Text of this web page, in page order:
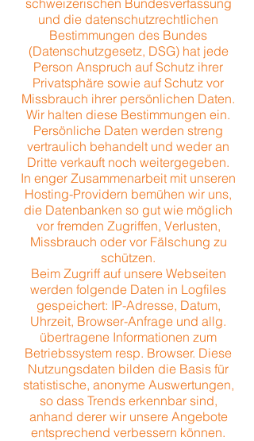
schweizerischen Bundesverfassung
und die datenschutzrechtlichen
Bestimmungen des Bundes
(Datenschutzgesetz, DSG) hat jede
Person Anspruch auf Schutz ihrer
Privatsphäre sowie auf Schutz vor
Missbrauch ihrer persönlichen Daten.
Wir halten diese Bestimmungen ein.
Persönliche Daten werden streng
vertraulich behandelt und weder an
Dritte verkauft noch weitergegeben.
In enger Zusammenarbeit mit unseren
Hosting-Providern bemühen wir uns,
die Datenbanken so gut wie möglich
vor fremden Zugriffen, Verlusten,
Missbrauch oder vor Fälschung zu
schützen.
Beim Zugriff auf unsere Webseiten
werden folgende Daten in Logfiles
gespeichert: IP-Adresse, Datum,
Uhrzeit, Browser-Anfrage und allg.
übertragene Informationen zum
Betriebssystem resp. Browser. Diese
Nutzungsdaten bilden die Basis für
statistische, anonyme Auswertungen,
so dass Trends erkennbar sind,
anhand derer wir unsere Angebote
entsprechend verbessern können.